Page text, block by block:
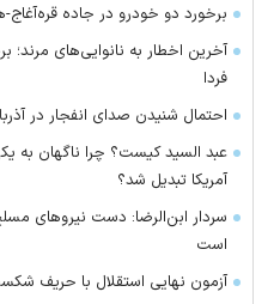
برخورد دو خودرو در جاده قره‌آغاج-هشترود؛ ۳ نفر
آخرین اخطار به نانوایی‌های مرند؛
فردا
احتمال شنیدن صدای انفجار در
عبد السید کیست؟ چرا ناگهان به
آمریکا تبدیل شد؟
سردار ابن‌الرضا: دست نیرو‌های
است
آزمون نهایی استقلال با حریف